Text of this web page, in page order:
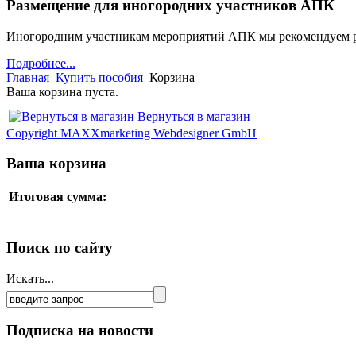
Размещение для иногородних участников АПК
Иногородним участникам мероприятий АПК мы рекомендуем
Подробнее...
Главная Купить пособия Корзина
Ваша корзина пуста.
Вернуться в магазин
Copyright MAXXmarketing Webdesigner GmbH
Ваша корзина
Итоговая сумма:
Поиск по сайту
Искать...
Подписка на новости